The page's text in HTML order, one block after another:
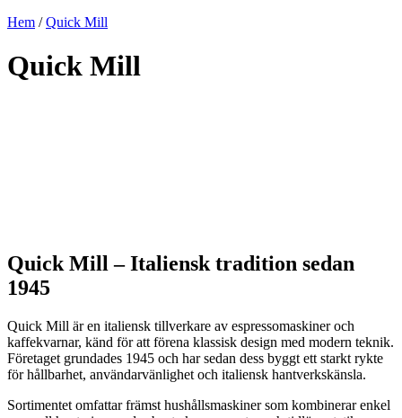
Hem /Quick Mill
Quick Mill
Quick Mill – Italiensk tradition sedan
1945
Quick Mill är en italiensk tillverkare av espressomaskiner och
kaffekvarnar, känd för att förena klassisk design med modern teknik.
Företaget grundades 1945 och har sedan dess byggt ett starkt rykte
för hållbarhet, användarvänlighet och italiensk hantverkskänsla.
Sortimentet omfattar främst hushållsmaskiner som kombinerar enkel